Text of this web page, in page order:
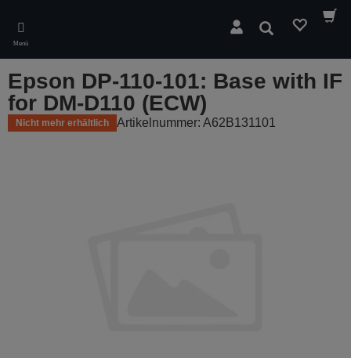
main
content
Menü
Suchen
Epson DP-110-101: Base with IF
for DM-D110 (ECW)
Nicht mehr erhältlich Artikelnummer: A62B131101